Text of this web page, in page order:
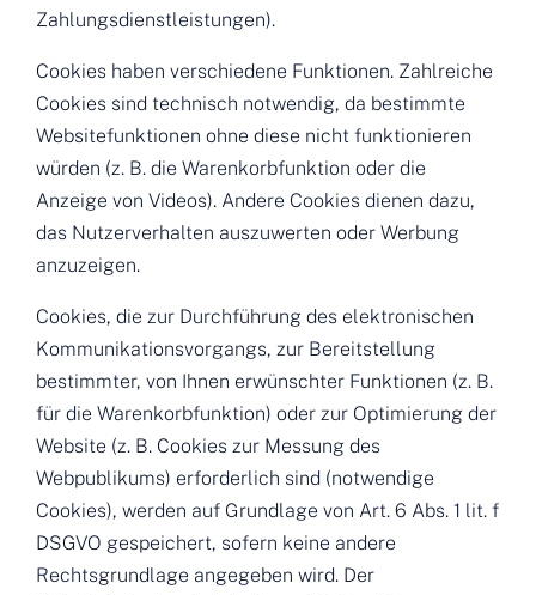
Zahlungsdienstleistungen).
Cookies haben verschiedene Funktionen. Zahlreiche
Cookies sind technisch notwendig, da bestimmte
Websitefunktionen ohne diese nicht funktionieren
würden (z. B. die Warenkorbfunktion oder die
Anzeige von Videos). Andere Cookies dienen dazu,
das Nutzerverhalten auszuwerten oder Werbung
anzuzeigen.
Cookies, die zur Durchführung des elektronischen
Kommunikationsvorgangs, zur Bereitstellung
bestimmter, von Ihnen erwünschter Funktionen (z. B.
für die Warenkorbfunktion) oder zur Optimierung der
Website (z. B. Cookies zur Messung des
Webpublikums) erforderlich sind (notwendige
Cookies), werden auf Grundlage von Art. 6 Abs. 1 lit. f
DSGVO gespeichert, sofern keine andere
Rechtsgrundlage angegeben wird. Der